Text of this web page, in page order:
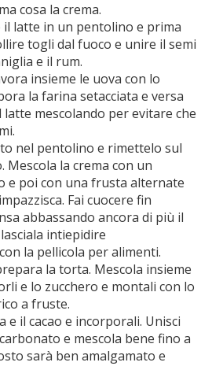
cosa la crema.
il latte in un pentolino e prima
togli dal fuoco e unire il semi
e il rum.
insieme le uova con lo
la farina setacciata e versa
mescolando per evitare che
nel pentolino e rimettelo sul
Mescola la crema con un
e poi con una frusta alternate
Fai cuocere fin
abbassando ancora di più il
intiepidire
la pellicola per alimenti.
la torta. Mescola insieme
e lo zucchero e montali con lo
a fruste.
e il cacao e incorporali. Unisci
e mescola bene fino a
sarà ben amalgamato e